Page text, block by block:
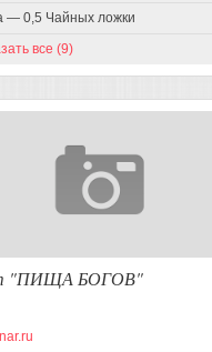
— 0,5 Чайных ложки
все (9)
"ПИЩА БОГОВ"